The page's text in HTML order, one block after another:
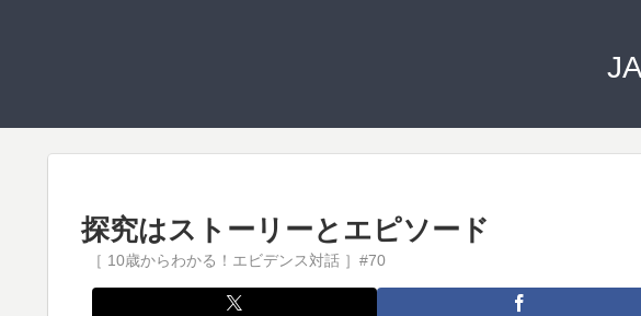
探究はストーリーとエピソード